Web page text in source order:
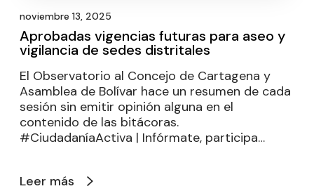
noviembre 13, 2025
Aprobadas vigencias futuras para aseo y
vigilancia de sedes distritales
El Observatorio al Concejo de Cartagena y
Asamblea de Bolívar hace un resumen de cada
sesión sin emitir opinión alguna en el
contenido de las bitácoras.
#CiudadaníaActiva | Infórmate, participa…
Leer más